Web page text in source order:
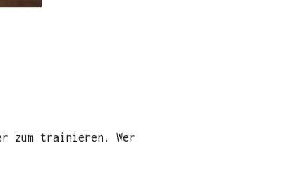
zum trainieren. Wer